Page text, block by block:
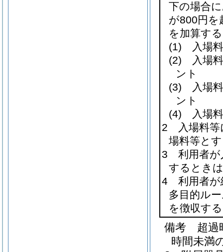
下の場合
が800円を
を加算す
(1) 入場
(2) 入場
ント
(3) 入場
ント
(4) 入場
2 入場料等
場料等と
3 利用者が
するとき
4 利用者が
多目的ル
を徴収す
備考 超過
時間未満